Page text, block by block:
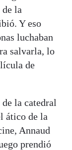
la
Y eso
luchaban
salvarla, lo
de
la catedral
ático de la
Annaud
prendió